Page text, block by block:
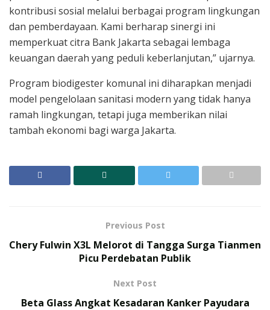
kontribusi sosial melalui berbagai program lingkungan
dan pemberdayaan. Kami berharap sinergi ini
memperkuat citra Bank Jakarta sebagai lembaga
keuangan daerah yang peduli keberlanjutan,” ujarnya.
Program biodigester komunal ini diharapkan menjadi
model pengelolaan sanitasi modern yang tidak hanya
ramah lingkungan, tetapi juga memberikan nilai
tambah ekonomi bagi warga Jakarta.
Previous Post
Chery Fulwin X3L Melorot di Tangga Surga Tianmen
Picu Perdebatan Publik
Next Post
Beta Glass Angkat Kesadaran Kanker Payudara